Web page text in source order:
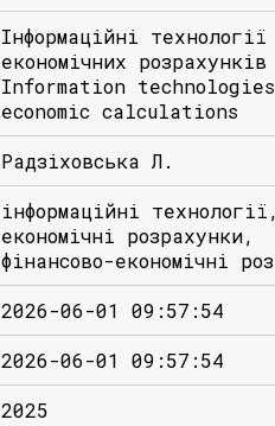
Інформаційні технології
економічних розрахунків
Information
economic calculations
Радзіховська Л.
інформаційні
економічні розрахунки,
фінансово-економічні
2026-06-01 09:57:54
2026-06-01 09:57:54
2025